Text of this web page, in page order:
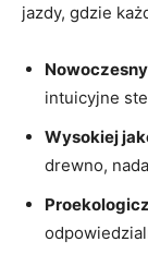
jazdy, gdzie
intuicyjne
Wysokiej
drewno,